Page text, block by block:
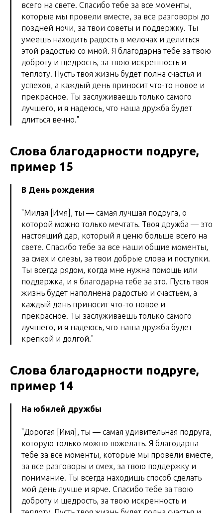
всего на свете. Спасибо тебе за все моменты,
которые мы провели вместе, за все разговоры до
поздней ночи, за твои советы и поддержку. Ты
умеешь находить радость в мелочах и делиться
этой радостью со мной. Я благодарна тебе за твою
доброту и щедрость, за твою искренность и
теплоту. Пусть твоя жизнь будет полна счастья и
успехов, а каждый день приносит что-то новое и
прекрасное. Ты заслуживаешь только самого
лучшего, и я надеюсь, что наша дружба будет
длиться вечно."
Слова благодарности подруге,
пример 15
В День рождения
"Милая [Имя], ты — самая лучшая подруга, о
которой можно только мечтать. Твоя дружба — это
настоящий дар, который я ценю больше всего на
свете. Спасибо тебе за все наши общие моменты,
за смех и слезы, за твои добрые слова и поступки.
Ты всегда рядом, когда мне нужна помощь или
поддержка, и я благодарна тебе за это. Пусть твоя
жизнь будет наполнена радостью и счастьем, а
каждый день приносит что-то новое и
прекрасное. Ты заслуживаешь только самого
лучшего, и я надеюсь, что наша дружба будет
крепкой и долгой."
Слова благодарности подруге,
пример 14
На юбилей дружбы
"Дорогая [Имя], ты — самая удивительная подруга,
которую только можно пожелать. Я благодарна
тебе за все моменты, которые мы провели вместе,
за все разговоры и смех, за твою поддержку и
понимание. Ты всегда находишь способ сделать
мой день лучше и ярче. Спасибо тебе за твою
доброту и щедрость, за твою искренность и